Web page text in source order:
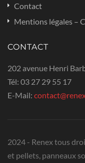
Contact
Mentions légales –
CONTACT
202 avenue Henri
Tél: 03 27 29 55 17
E-Mail:
2024 - Renex tous
et pellets, panneaux